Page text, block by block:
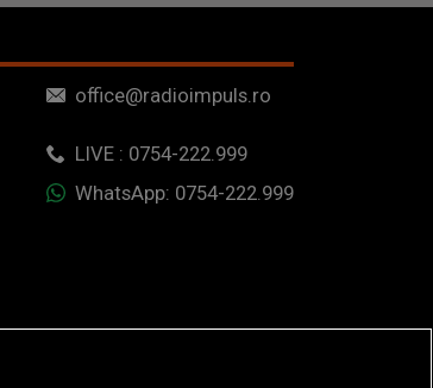
office@radioimpuls.ro
LIVE : 0754-222.999
WhatsApp: 0754-222.999